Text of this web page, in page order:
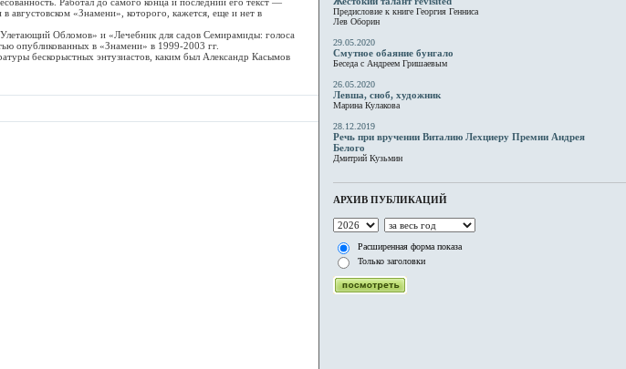
августовском «Знамени», которого, кажется, еще и нет в
Обломов» и «Лечебник для садов Семирамиды: голоса
опубликованных в «Знамени» в 1999-2003 гг.
бескорыстных энтузиастов, каким был Александр Касымов
Предисловие к книге Георгия Генниса
Лев Оборин
29.05.2020
Смутное обаяние бунгало
Беседа с Андреем Гришаевым
26.05.2020
Левша, сноб, художник
Марина Кулакова
28.12.2019
Речь при вручении Виталию Лехциеру Премии Андрея
Белого
Дмитрий Кузьмин
АРХИВ ПУБЛИКАЦИЙ
Расширенная форма показа
Только заголовки